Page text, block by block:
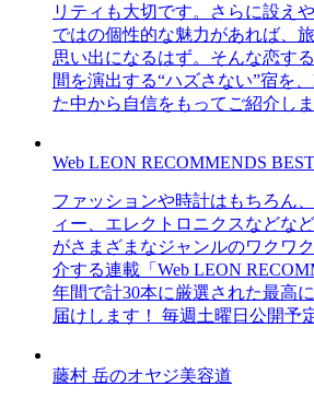
リティも大切です。さらに設え
ではの個性的な魅力があれば、
思い出になるはず。そんな恋す
間を演出する“ハズさない”宿を
た中から自信をもってご紹介しま
Web LEON RECOMMENDS
ファッションや時計はもちろん
ィー、エレクトロニクスなどな
がさまざまなジャンルのワクワ
介する連載「Web LEON
年間で計30本に厳選された最高
届けします！ 毎週土曜日公開予定
藤村 岳のオヤジ美容道